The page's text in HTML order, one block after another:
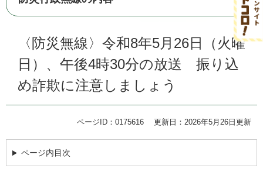
へ
〈防災無線〉令和8年5月26日（火曜
日）、午後4時30分の放送 振り込
め詐欺に注意しましょう
ページID：0175616 更新日：2026年5月26日更新
ページ内目次